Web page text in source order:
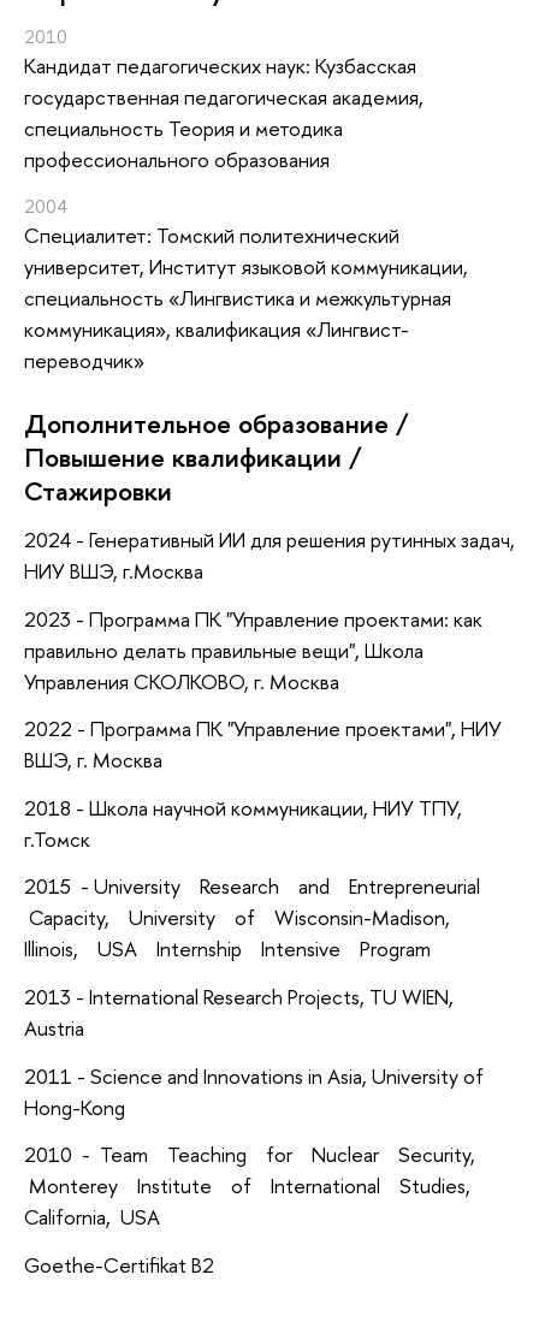
2010
Кандидат педагогических наук: Кузбасская
государственная педагогическая академия,
специальность Теория и методика
профессионального образования
2004
Специалитет: Томский политехнический
университет, Институт языковой коммуникации,
специальность «Лингвистика и межкультурная
коммуникация», квалификация «Лингвист-
переводчик»
Дополнительное образование /
Повышение квалификации /
Стажировки
2024 - Генеративный ИИ для решения рутинных задач,
НИУ ВШЭ, г.Москва
2023 - Программа ПК "Управление проектами: как
правильно делать правильные вещи", Школа
Управления СКОЛКОВО, г. Москва
2022 - Программа ПК "Управление проектами", НИУ
ВШЭ, г. Москва
2018 - Школа научной коммуникации, НИУ ТПУ,
г.Томск
2015 - University Research and Entrepreneurial
Capacity, University of Wisconsin-Madison,
Illinois, USA Internship Intensive Program
2013 - International Research Projects, TU WIEN,
Austria
2011 - Science and Innovations in Asia, University of
Hong-Kong
2010 - Team Teaching for Nuclear Security,
Monterey Institute of International Studies,
California, USA
Goethe-Certifikat B2